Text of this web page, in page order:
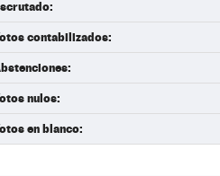
contabilizados:
nulos:
en blanco: